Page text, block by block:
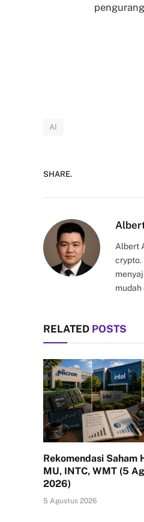
AI
SHARE.
Albert
crypto.
mudah
RELATED POSTS
Rekomendasi Saham
MU, INTC, WMT (5
2026)
5 Agustus 2026